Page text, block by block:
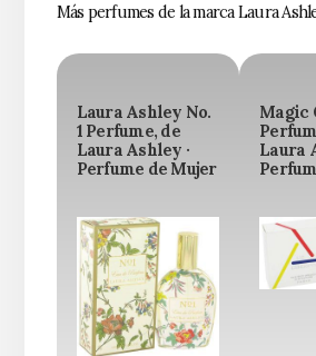
Más perfumes de la marca Laura
Laura Ashley No.
1 Perfume, de
Laura Ashley ·
Perfume de Mujer
Magic
Laura